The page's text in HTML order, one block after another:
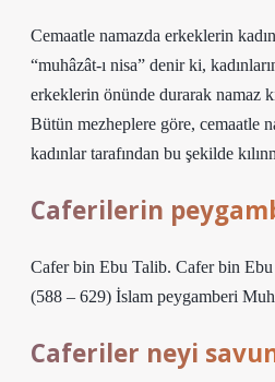
Cemaatle namazda erkeklerin
“muhâzât-ı nisa” denir ki,
erkeklerin önünde durarak namaz
Bütün mezheplere göre, cemaatle
kadınlar tarafından bu şekilde
Caferilerin
Cafer bin Ebu Talib. Cafer bin
(588 – 629) İslam peygamberi
Caferiler neyi